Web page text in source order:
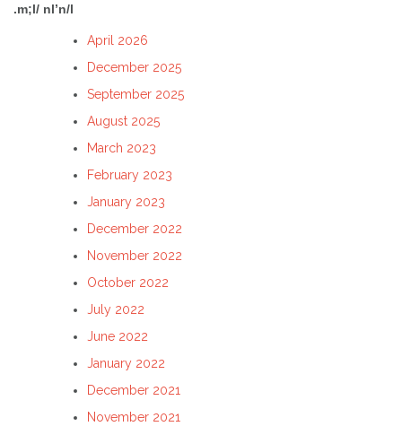
.m;l/ nl’n/l
April 2026
December 2025
September 2025
August 2025
March 2023
February 2023
January 2023
December 2022
November 2022
October 2022
July 2022
June 2022
January 2022
December 2021
November 2021